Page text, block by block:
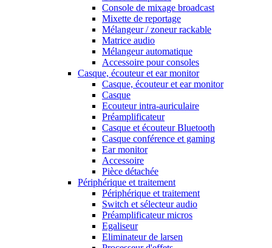
Console de mixage broadcast
Mixette de reportage
Mélangeur / zoneur rackable
Matrice audio
Mélangeur automatique
Accessoire pour consoles
Casque, écouteur et ear monitor
Casque, écouteur et ear monitor
Casque
Ecouteur intra-auriculaire
Préamplificateur
Casque et écouteur Bluetooth
Casque conférence et gaming
Ear monitor
Accessoire
Pièce détachée
Périphérique et traitement
Périphérique et traitement
Switch et sélecteur audio
Préamplificateur micros
Egaliseur
Eliminateur de larsen